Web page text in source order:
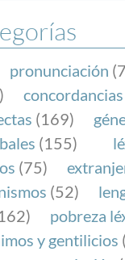
FUNDÉURAE
una fundación
Española,
español en los
pronunciación
concordancias
(169)
(155)
(75)
(52)
pobreza
y gentilicios